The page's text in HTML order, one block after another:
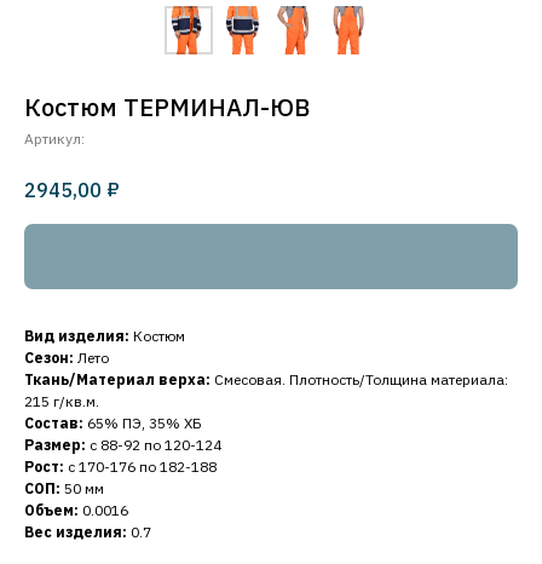
Костюм ТЕРМИНАЛ-ЮВ
Артикул:
2945,00 ₽
Вид изделия: Костюм
Сезон: Лето
Ткань/Материал верха: Смесовая. Плотность/Толщина материала:
215 г/кв.м.
Состав: 65% ПЭ, 35% ХБ
Размер: с 88-92 по 120-124
Рост: с 170-176 по 182-188
СОП: 50 мм
Объем: 0.0016
Вес изделия: 0.7